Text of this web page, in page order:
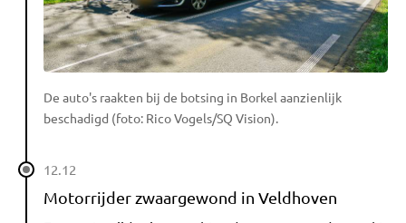
De auto's raakten bij de botsing in Borkel aanzienlijk
beschadigd (foto: Rico Vogels/SQ Vision).
12.12
Motorrijder zwaargewond in Veldhoven